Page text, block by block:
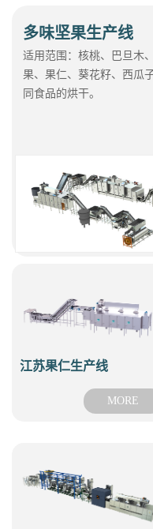
多味坚果生产线
适用范围：核桃、巴旦木
果、果仁、葵花籽、西瓜
同食品的烘干。
江苏果仁生产线
MORE